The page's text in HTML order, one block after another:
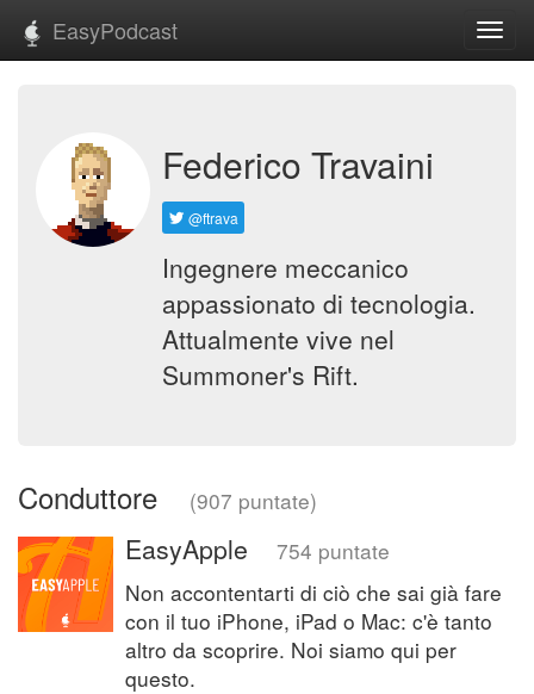
EasyPodcast
Federico Travaini
@ftrava
Ingegnere meccanico
appassionato di tecnologia.
Attualmente vive nel
Summoner's Rift.
Conduttore (907 puntate)
EasyApple
754 puntate
Non accontentarti di ciò che sai già fare
con il tuo iPhone, iPad o Mac: c'è tanto
altro da scoprire. Noi siamo qui per
questo.